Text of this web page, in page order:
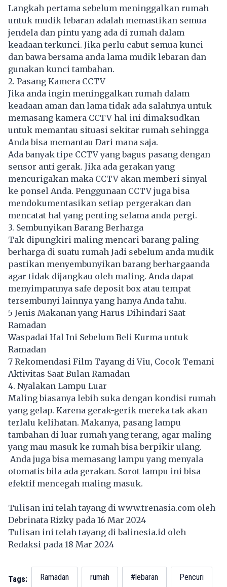
Langkah pertama sebelum meninggalkan rumah
untuk mudik lebaran adalah memastikan semua
jendela dan pintu yang ada di rumah dalam
keadaan terkunci. Jika perlu cabut semua kunci
dan bawa bersama anda lama mudik lebaran dan
gunakan kunci tambahan.
2. Pasang Kamera CCTV
Jika anda ingin meninggalkan rumah dalam
keadaan aman dan lama tidak ada salahnya untuk
memasang kamera CCTV hal ini dimaksudkan
untuk memantau situasi sekitar rumah sehingga
Anda bisa memantau Dari mana saja.
Ada banyak tipe CCTV yang bagus pasang dengan
sensor anti gerak. Jika ada gerakan yang
mencurigakan maka CCTV akan memberi sinyal
ke ponsel Anda. Penggunaan CCTV juga bisa
mendokumentasikan setiap pergerakan dan
mencatat hal yang penting selama anda pergi.
3. Sembunyikan Barang Berharga
Tak dipungkiri maling mencari barang paling
berharga di suatu rumah Jadi sebelum anda mudik
pastikan menyembunyikan barang berhargaanda
agar tidak dijangkau oleh maling. Anda dapat
menyimpannya safe deposit box atau tempat
tersembunyi lainnya yang hanya Anda tahu.
5 Jenis Makanan yang Harus Dihindari Saat
Ramadan
Waspadai Hal Ini Sebelum Beli Kurma untuk
Ramadan
7 Rekomendasi Film Tayang di Viu, Cocok Temani
Aktivitas Saat Bulan Ramadan
4. Nyalakan Lampu Luar
Maling biasanya lebih suka dengan kondisi rumah
yang gelap. Karena gerak-gerik mereka tak akan
terlalu kelihatan. Makanya, pasang lampu
tambahan di luar rumah yang terang, agar maling
yang mau masuk ke rumah bisa berpikir ulang.
Anda juga bisa memasang lampu yang menyala
otomatis bila ada gerakan. Sorot lampu ini bisa
efektif mencegah maling masuk.
Tulisan ini telah tayang di www.trenasia.com oleh
Debrinata Rizky pada 16 Mar 2024
Tulisan ini telah tayang dibalinesia.id oleh
Redaksi pada 18 Mar 2024
Tags: Ramadan rumah #lebaran Pencuri